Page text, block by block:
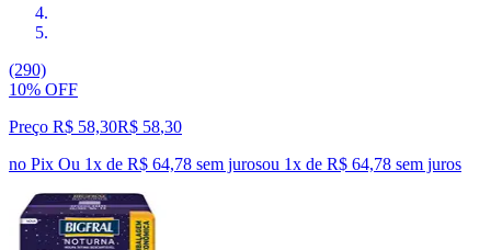
(290)
10% OFF
Preço R$ 58,30R$ 58,30
no Pix Ou 1x de R$ 64,78 sem jurosou 1x de R$ 64,78 sem juros